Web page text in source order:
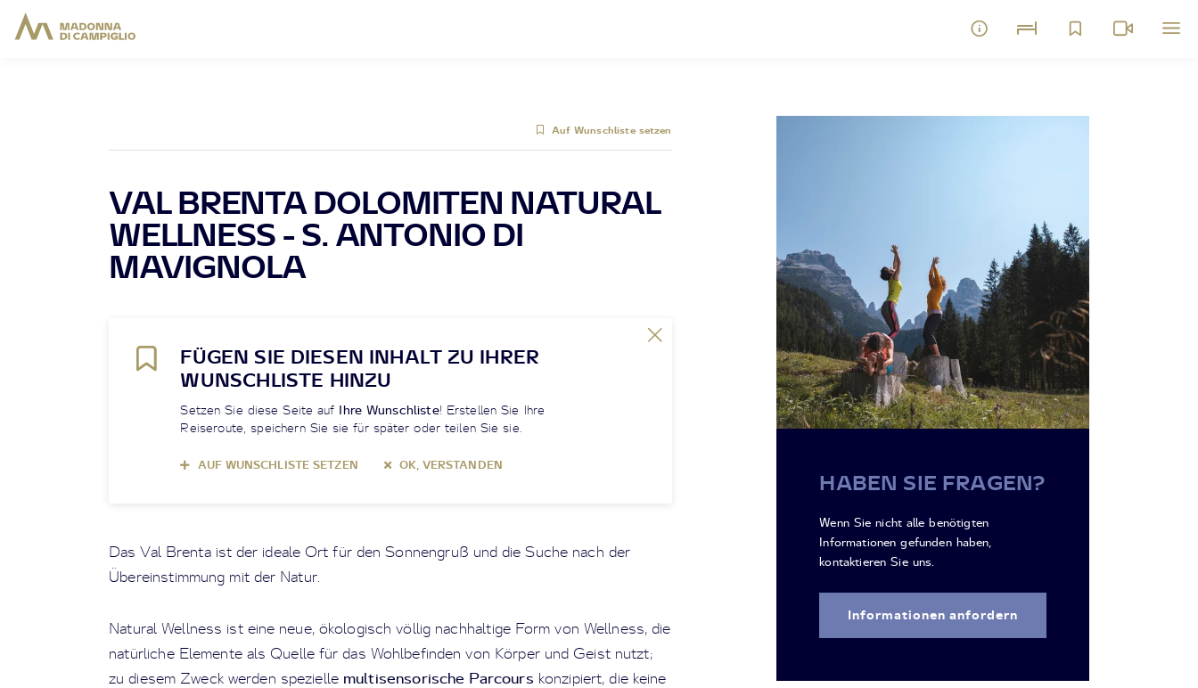
Auf Wunschliste setzen
VAL BRENTA DOLOMITEN NATURAL
WELLNESS - S. ANTONIO DI
MAVIGNOLA
FÜGEN SIE DIESEN INHALT ZU IHRER
WUNSCHLISTE HINZU
Setzen Sie diese Seite auf Ihre Wunschliste! Erstellen Sie Ihre
Reiseroute, speichern Sie sie für später oder teilen Sie sie.
AUF WUNSCHLISTE SETZEN OK, VERSTANDEN
Das Val Brenta ist der ideale Ort für den Sonnengruß und die Suche nach der
Übereinstimmung mit der Natur.
Natural Wellness ist eine neue, ökologisch völlig nachhaltige Form von Wellness, die
natürliche Elemente als Quelle für das Wohlbefinden von Körper und Geist nutzt;
zu diesem Zweck werden spezielle multisensorische Parcours konzipiert, die keine
HABEN SIE FRAGEN?
Wenn Sie nicht alle benötigten
Informationen gefunden haben,
kontaktieren Sie uns.
Informationen anfordern